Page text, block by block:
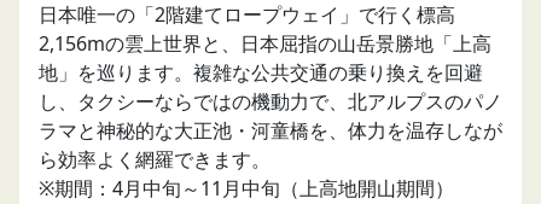
日本唯一の「2階建てロープウェイ」で行く標高
2,156mの雲上世界と、日本屈指の山岳景勝地「上高
地」を巡ります。複雑な公共交通の乗り換えを回避
し、タクシーならではの機動力で、北アルプスのパノ
ラマと神秘的な大正池・河童橋を、体力を温存しなが
ら効率よく網羅できます。
※期間：4月中旬～11月中旬（上高地開山期間）